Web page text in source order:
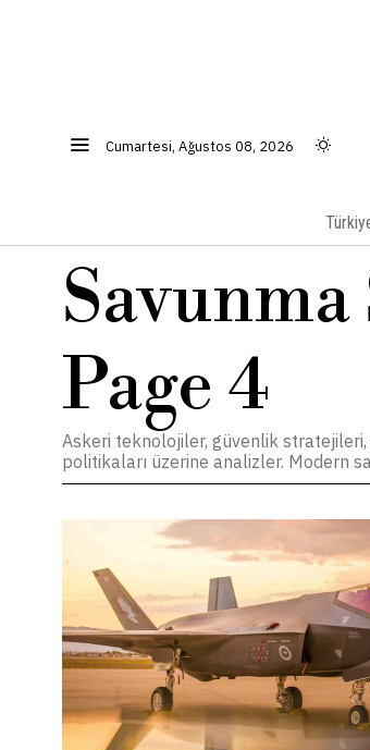
Cumartesi, Ağustos 08, 2026
Page 4
Askeri teknolojiler, güvenlik
politikaları üzerine analizler. Modern